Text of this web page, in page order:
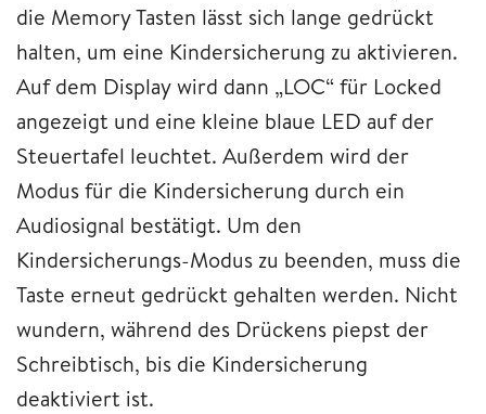
die Memory Tasten lässt sich lange gedrückt
halten, um eine Kindersicherung zu aktivieren.
Auf dem Display wird dann „LOC“ für Locked
angezeigt und eine kleine blaue LED auf der
Steuertafel leuchtet. Außerdem wird der
Modus für die Kindersicherung durch ein
Audiosignal bestätigt. Um den
Kindersicherungs-Modus zu beenden, muss die
Taste erneut gedrückt gehalten werden. Nicht
wundern, während des Drückens piepst der
Schreibtisch, bis die Kindersicherung
deaktiviert ist.